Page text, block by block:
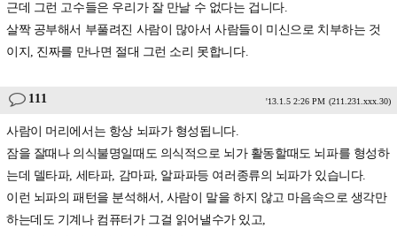
근데 그런 고수들은 우리가 잘 만날 수 없다는 겁니다.
살짝 공부해서 부풀려진 사람이 많아서 사람들이 미신으로 치부하는 것
이지, 진짜를 만나면 절대 그런 소리 못합니다.
111 '13.1.5 2:26 PM (211.231.xxx.30)
사람이 머리에서는 항상 뇌파가 형성됩니다.
잠을 잘때나 의식불명일때도 의식적으로 뇌가 활동할때도 뇌파를 형성하
는데 델타파, 세타파, 감마파, 알파파등 여러종류의 뇌파가 있습니다.
이런 뇌파의 패턴을 분석해서, 사람이 말을 하지 않고 마음속으로 생각만
하는데도 기계나 컴퓨터가 그걸 읽어낼수가 있고,